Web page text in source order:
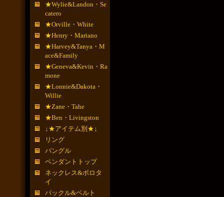
★Wylie&Landon・Se
catero
★Orville・White
★Henry・Mariano
★Harvey&Tanya・M
ace&Family
★Geneva&Kevin・Ra
mone
★Lonnie&Dakota・
Willie
★Zane・Tahe
★Ben・Livingston
↓★アイテム別★↓
リング
バングル
ペンダントトップ
ネックレス&ボロタ
イ
バックル&ベルト